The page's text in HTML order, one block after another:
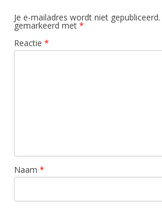
Je e-mailadres wordt niet gepubliceerd.
gemarkeerd met *
Reactie *
Naam *